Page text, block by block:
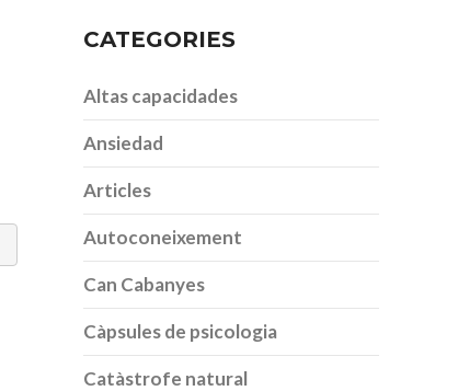
CATEGORIES
Altas capacidades
Ansiedad
Articles
Autoconeixement
Can Cabanyes
Càpsules de psicologia
Catàstrofe natural